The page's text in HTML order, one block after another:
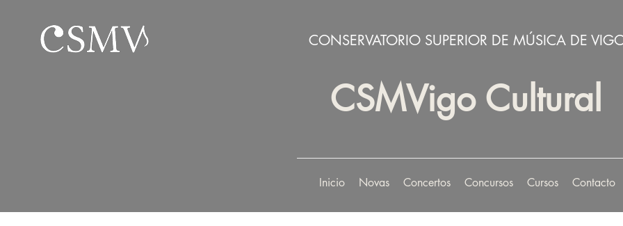
CONSERVATORIO SUPERIOR DE MÚSICA DE
CSMVigo Cultural
Inicio Novas Concertos Concursos Cursos Contacto